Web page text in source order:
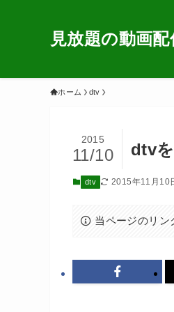
見放題の動画
ホーム dtv
dtv
2015
11/10
dtv 2015年11月10
当ページのリン